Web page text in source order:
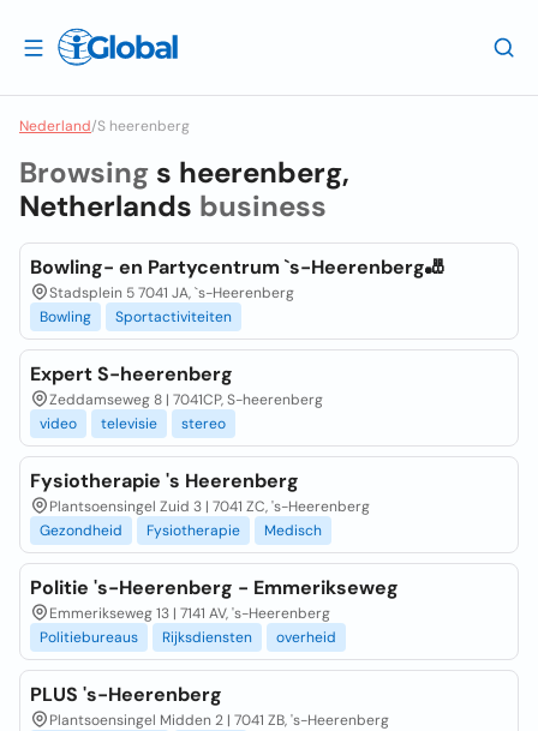
Nederland/S heerenberg
Browsing s heerenberg,
Netherlands business
Bowling- en Partycentrum `s-Heerenberg🎳
Stadsplein 5 7041 JA, `s-Heerenberg
Bowling
Sportactiviteiten
Expert S-heerenberg
Zeddamseweg 8 | 7041CP, S-heerenberg
video
televisie stereo
Fysiotherapie 's Heerenberg
Plantsoensingel Zuid 3 | 7041 ZC, 's-Heerenberg
Gezondheid
Fysiotherapie Medisch
Politie 's-Heerenberg - Emmerikseweg
Emmerikseweg 13 | 7141 AV, 's-Heerenberg
Politiebureaus
Rijksdiensten overheid
PLUS 's-Heerenberg
Plantsoensingel Midden 2 | 7041 ZB, 's-Heerenberg